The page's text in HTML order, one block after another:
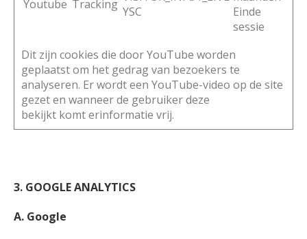
Youtube Tracking YSC
Einde
sessie
Dit zijn cookies die door YouTube worden
geplaatst om het gedrag van bezoekers te
analyseren. Er wordt een YouTube-video op de site
gezet en wanneer de gebruiker deze
bekijkt komt erinformatie vrij.
3. GOOGLE ANALYTICS
A. Google